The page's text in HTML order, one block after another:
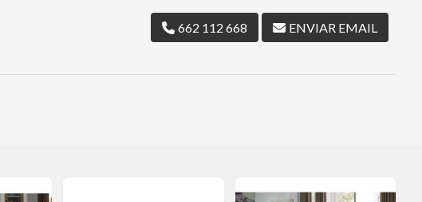
662 112 668 ENVIAR EMAIL